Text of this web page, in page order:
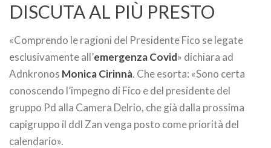
DISCUTA AL PIÙ PRESTO
«Comprendo le ragioni del Presidente Fico se legate
esclusivamente all’emergenza Covid» dichiara ad
Adnkronos Monica Cirinnà. Che esorta: «Sono certa
conoscendo l’impegno di Fico e del presidente del
gruppo Pd alla Camera Delrio, che già dalla prossima
capigruppo il ddl Zan venga posto come priorità del
calendario».